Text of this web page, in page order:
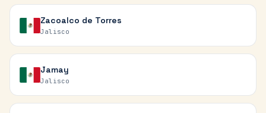
Zacoalco de Torres
Jalisco
Jamay
Jalisco